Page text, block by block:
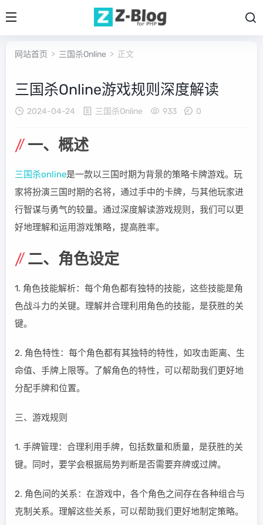
网站首页 > 三国杀Online > 正文
三国杀Online游戏规则深度解读
2024-04-24 三国杀Online 933 0
一、概述
三国杀online是一款以三国时期为背景的策略卡牌游戏。玩
家将扮演三国时期的名将，通过手中的卡牌，与其他玩家进
行智谋与勇气的较量。通过深度解读游戏规则，我们可以更
好地理解和运用游戏策略，提高胜率。
二、角色设定
1. 角色技能解析：每个角色都有独特的技能，这些技能是角
色战斗力的关键。理解并合理利用角色的技能，是获胜的关
键。
2. 角色特性：每个角色都有其独特的特性，如攻击距离、生
命值、手牌上限等。了解角色的特性，可以帮助我们更好地
分配手牌和位置。
三、游戏规则
1. 手牌管理：合理利用手牌，包括数量和质量，是获胜的关
键。同时，要学会根据局势判断是否需要弃牌或过牌。
2. 角色间的关系：在游戏中，各个角色之间存在各种组合与
克制关系。理解这些关系，可以帮助我们更好地制定策略。